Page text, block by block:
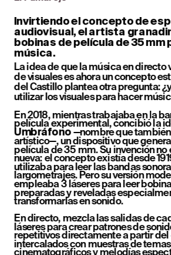
Invirtiendo el concepto de
audiovisual, el artista
bobinas de película de 35 mm
música.
La idea de que la música en
de visuales es ahora un concepto
del Castillo plantea otra pregunta:
utilizar los visuales para hacer
En 2018, mientras trabajaba en la
Umbráfono —nombre que
artístico—, un dispositivo que
película de 35 mm. Su invención no
nueva: el concepto existía desde
utilizaba para leer las bandas
largometrajes. Pero su versión
empleaba 3 láseres para leer
preparadas y reveladas
transformarlas en sonido.
En directo, mezcla las salidas de
láseres para crear patrones de
repetitivos directamente a partir
intercalados con muestras de temas
cinematográficos y melodías